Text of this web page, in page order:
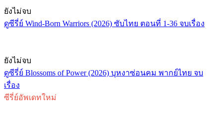
ยังไม่จบ
ดูซีรี่ย์ Wind-Born Warriors (2026) ซับไทย ตอนที่ 1-36 จบเรื่อง
ยังไม่จบ
ดูซีรี่ย์ Blossoms of Power (2026) บุหงาซ่อนคม พากย์ไทย จบ
เรื่อง
ซีรี่ย์อัพเดทใหม่